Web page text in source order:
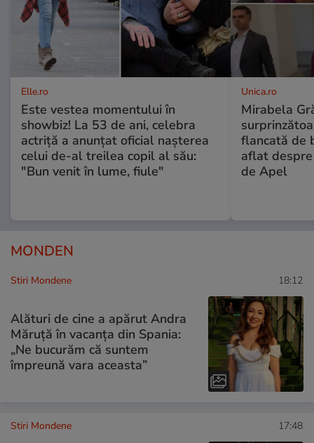
Elle.ro
Este vestea momentului în
showbiz! La 53 de ani, celebra
actriță a anunțat oficial nașterea
celui de-al treilea copil al său:
"Bun venit în lume, fiule"
Unica.ro
Mirabela
flancată de
aflat
de Apel
MONDEN
Stiri Mondene 18:12
Alături de cine a apărut Andra
Măruță în vacanța din Spania:
„Ne bucurăm că suntem
împreună vara aceasta”
Stiri Mondene 17:48